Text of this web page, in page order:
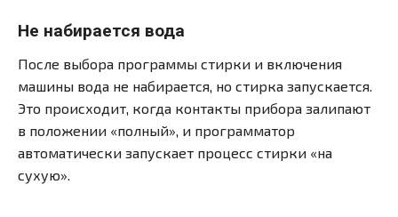
Не набирается вода
После выбора программы стирки и включения
машины вода не набирается, но стирка запускается.
Это происходит, когда контакты прибора залипают
в положении «полный», и программатор
автоматически запускает процесс стирки «на
сухую».